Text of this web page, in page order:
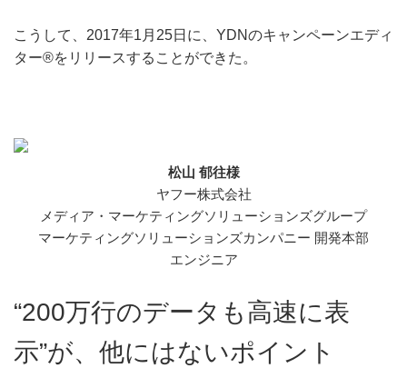
こうして、2017年1月25日に、YDNのキャンペーンエディ
ター®をリリースすることができた。
松山 郁往様
ヤフー株式会社
メディア・マーケティングソリューションズグループ
マーケティングソリューションズカンパニー 開発本部
エンジニア
“200万行のデータも高速に表
示”が、他にはないポイント